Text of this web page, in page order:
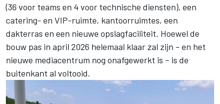
(36 voor teams en 4 voor technische diensten), een
catering- en VIP-ruimte, kantoorruimtes, een
dakterras en een nieuwe opslagfaciliteit. Hoewel de
bouw pas in april 2026 helemaal klaar zal zijn – en het
nieuwe mediacentrum nog onafgewerkt is – is de
buitenkant al voltooid.